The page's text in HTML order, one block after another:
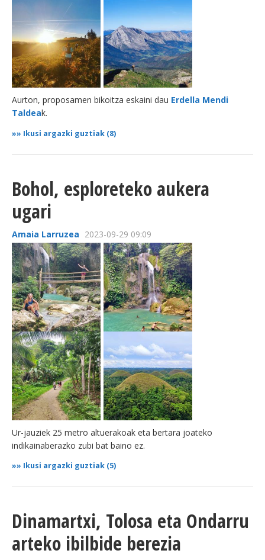
Aurton, proposamen bikoitza eskaini dau Erdella Mendi
Taldeak.
»» Ikusi argazki guztiak (8)
Bohol, esploreteko aukera
ugari
Amaia Larruzea 2023-09-29 09:09
Ur-jauziek 25 metro altuerakoak eta bertara joateko
indikainaberazko zubi bat baino ez.
»» Ikusi argazki guztiak (5)
Dinamartxi, Tolosa eta Ondarru
arteko ibilbide berezia